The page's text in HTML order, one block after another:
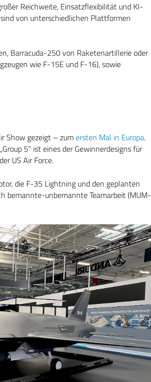
Reichweite, Einsatzflexibilität und KI-
von unterschiedlichen Plattformen
Barracuda-250 von Raketenartillerie oder
wie F-15E und F-16), sowie
Show gezeigt – zumersten Mal in Europa.
5“ ist eines der Gewinnerdesigns für
US Air Force.
die F-35 Lightning und den geplanten
bemannte-unbemannte Teamarbeit (MUM-